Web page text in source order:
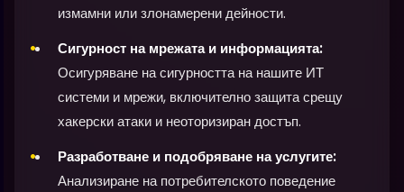
измамни или злонамерени дейности.
Сигурност на мрежата и информацията:
Осигуряване на сигурността на нашите ИТ
системи и мрежи, включително защита срещу
хакерски атаки и неоторизиран достъп.
Разработване и подобряване на услугите:
Анализиране на потребителското поведение